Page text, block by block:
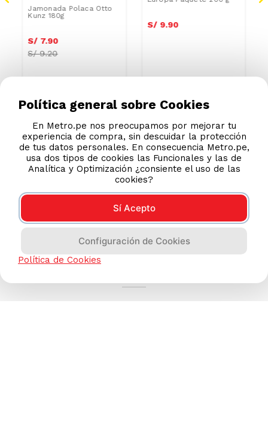
Jamonada Polaca Otto
Kunz 180g
S/ 7.90
S/9.20
S/ 9.90
Política general sobre Cookies
En Metro.pe nos preocupamos por mejorar tu
experiencia de compra, sin descuidar la protección
de tus datos personales. En consecuencia Metro.pe,
usa dos tipos de cookies las Funcionales y las de
Analítica y Optimización ¿consiente el uso de las
cookies?
Sí Acepto
Configuración de Cookies
Política de Cookies